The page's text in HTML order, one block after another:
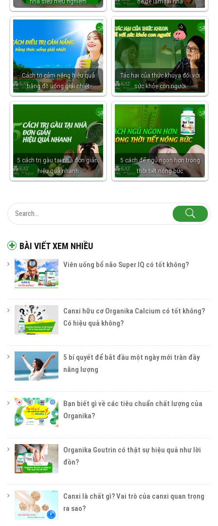
BÀI VIẾT XEM NHIỀU
Viên uống bổ não Super IQ có tốt không?
Canxi hữu cơ Organika Calcium có tốt không?
Có hiệu quả không?
5 bí quyết để bắt đầu một ngày mới tràn đầy
năng lượng
Bạn biết gì về các tiêu chuẩn chất lượng của
Organika?
Organika Goutrin có thật sự hiệu quả như lời
đồn?
Canxi là chất gì? Vai trò của canxi quan trọng
ra sao?
Cách trị cảm nắng hiệu quả
bằng đồ uống giải nhiệt
Tác hại của thức khuya đối với
sức khỏe con người
5 cách trị gàu tại nhà đơn giản,
hiệu quả nhanh
5 cách để ngủ ngon hơn trong
thời tiết nóng bức